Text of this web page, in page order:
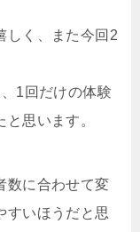
しく、また今回2
1回だけの体験
思います。
数に合わせて変
すいほうだと思